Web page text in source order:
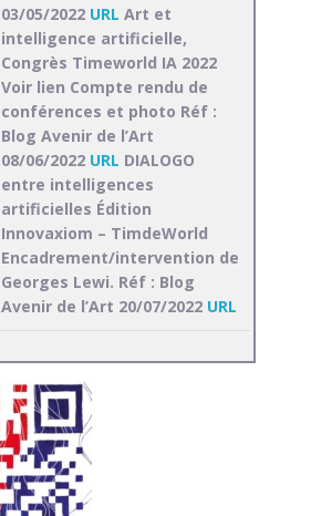
03/05/2022 URL Art et
intelligence artificielle,
Congrès Timeworld IA 2022
Voir lien Compte rendu de
conférences et photo Réf :
Blog Avenir de l’Art
08/06/2022 URL DIALOGO
entre intelligences
artificielles Édition
Innovaxiom – TimdeWorld
Encadrement/intervention de
Georges Lewi. Réf : Blog
Avenir de l’Art 20/07/2022 URL